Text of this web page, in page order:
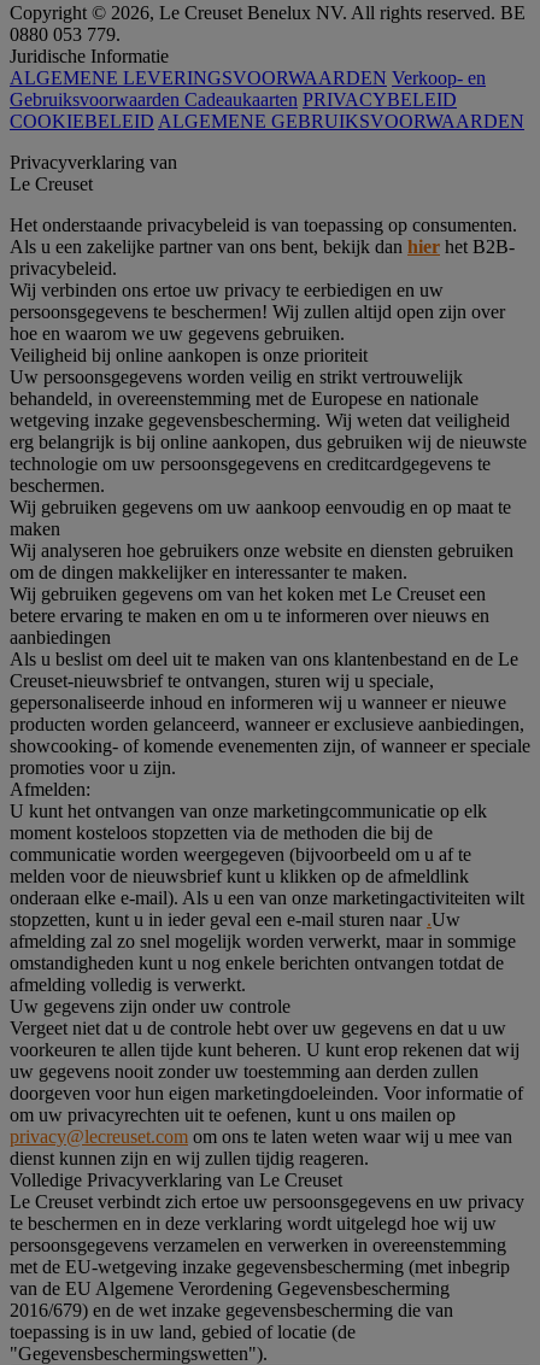
Copyright © 2026, Le Creuset Benelux NV. All rights reserved. BE
0880 053 779.
Juridische Informatie
ALGEMENE LEVERINGSVOORWAARDEN Verkoop- en
Gebruiksvoorwaarden Cadeaukaarten PRIVACYBELEID
COOKIEBELEID ALGEMENE GEBRUIKSVOORWAARDEN
Privacyverklaring van
Le Creuset
Het onderstaande privacybeleid is van toepassing op consumenten.
Als u een zakelijke partner van ons bent, bekijk dan hier het B2B-
privacybeleid.
Wij verbinden ons ertoe uw privacy te eerbiedigen en uw
persoonsgegevens te beschermen! Wij zullen altijd open zijn over
hoe en waarom we uw gegevens gebruiken.
Veiligheid bij online aankopen is onze prioriteit
Uw persoonsgegevens worden veilig en strikt vertrouwelijk
behandeld, in overeenstemming met de Europese en nationale
wetgeving inzake gegevensbescherming. Wij weten dat veiligheid
erg belangrijk is bij online aankopen, dus gebruiken wij de nieuwste
technologie om uw persoonsgegevens en creditcardgegevens te
beschermen.
Wij gebruiken gegevens om uw aankoop eenvoudig en op maat te
maken
Wij analyseren hoe gebruikers onze website en diensten gebruiken
om de dingen makkelijker en interessanter te maken.
Wij gebruiken gegevens om van het koken met Le Creuset een
betere ervaring te maken en om u te informeren over nieuws en
aanbiedingen
Als u beslist om deel uit te maken van ons klantenbestand en de Le
Creuset-nieuwsbrief te ontvangen, sturen wij u speciale,
gepersonaliseerde inhoud en informeren wij u wanneer er nieuwe
producten worden gelanceerd, wanneer er exclusieve aanbiedingen,
showcooking- of komende evenementen zijn, of wanneer er speciale
promoties voor u zijn.
Afmelden:
U kunt het ontvangen van onze marketingcommunicatie op elk
moment kosteloos stopzetten via de methoden die bij de
communicatie worden weergegeven (bijvoorbeeld om u af te
melden voor de nieuwsbrief kunt u klikken op de afmeldlink
onderaan elke e-mail). Als u een van onze marketingactiviteiten wilt
stopzetten, kunt u in ieder geval een e-mail sturen naar .Uw
afmelding zal zo snel mogelijk worden verwerkt, maar in sommige
omstandigheden kunt u nog enkele berichten ontvangen totdat de
afmelding volledig is verwerkt.
Uw gegevens zijn onder uw controle
Vergeet niet dat u de controle hebt over uw gegevens en dat u uw
voorkeuren te allen tijde kunt beheren. U kunt erop rekenen dat wij
uw gegevens nooit zonder uw toestemming aan derden zullen
doorgeven voor hun eigen marketingdoeleinden. Voor informatie of
om uw privacyrechten uit te oefenen, kunt u ons mailen op
privacy@lecreuset.com om ons te laten weten waar wij u mee van
dienst kunnen zijn en wij zullen tijdig reageren.
Volledige Privacyverklaring van Le Creuset
Le Creuset verbindt zich ertoe uw persoonsgegevens en uw privacy
te beschermen en in deze verklaring wordt uitgelegd hoe wij uw
persoonsgegevens verzamelen en verwerken in overeenstemming
met de EU-wetgeving inzake gegevensbescherming (met inbegrip
van de EU Algemene Verordening Gegevensbescherming
2016/679) en de wet inzake gegevensbescherming die van
toepassing is in uw land, gebied of locatie (de
"Gegevensbeschermingswetten").